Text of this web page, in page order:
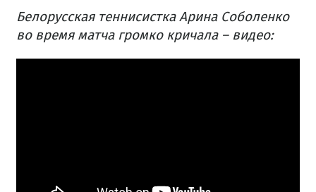
Белорусская теннисистка Арина Соболенко
во время матча громко кричала – видео: